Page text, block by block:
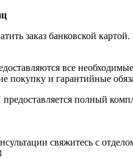
заказ банковской картой.
все необходимые
покупку и гарантийные
полный
свяжитесь с